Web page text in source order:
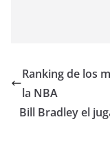
Ranking de los
la NBA
Bill Bradley el